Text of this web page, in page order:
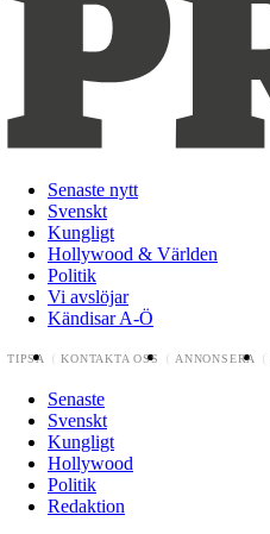
Senaste nytt
Svenskt
Kungligt
Hollywood & Världen
Politik
Vi avslöjar
Kändisar A-Ö
TIPSA KONTAKTA OSS ANNONSERA
Senaste
Svenskt
Kungligt
Hollywood
Politik
Redaktion